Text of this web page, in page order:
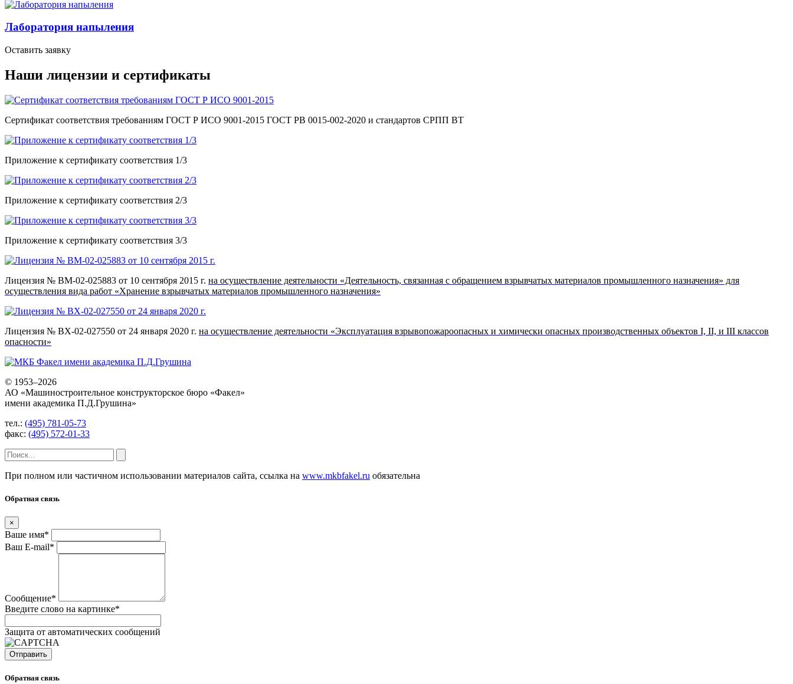
Лаборатория напыления
Оставить заявку
Наши лицензии и сертификаты
Сертификат соответствия требованиям ГОСТ Р ИСО 9001-2015 ГОСТ РВ 0015-002-2020 и стандартов СРПП ВТ
Приложение к сертификату соответствия 1/3
Приложение к сертификату соответствия 2/3
Приложение к сертификату соответствия 3/3
Лицензия № ВМ-02-025883 от 10 сентября 2015 г. на осуществление деятельности «Деятельность, связанная с обращением взрывчатых материалов промышленного назначения» для
осуществления вида работ «Хранение взрывчатых материалов промышленного назначения»
Лицензия № ВХ-02-027550 от 24 января 2020 г. на осуществление деятельности «Эксплуатация взрывопожароопасных и химически опасных производственных объектов I, II, и III классов
опасности»
© 1953–2026
АО «Машиностроительное конструкторское бюро «Факел»
имени академика П.Д.Грушина»
тел.: (495) 781-05-73
факс: (495) 572-01-33
При полном или частичном использовании материалов сайта, ссылка на www.mkbfakel.ru обязательна
Обратная связь
×
Ваше имя*
Ваш E-mail*
Сообщение*
Введите слово на картинке*
Защита от автоматических сообщений
Обратная связь